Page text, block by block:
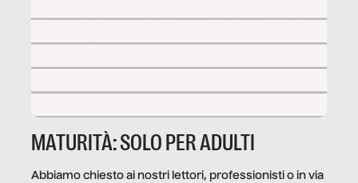
MATURITÀ: SOLO PER ADULTI
Abbiamo chiesto ai nostri lettori, professionisti o in via